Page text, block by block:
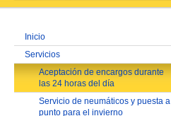
Inicio
Servicios
Aceptación de encargos durante
las 24 horas del día
Servicio de neumáticos y puesta a
punto para el invierno